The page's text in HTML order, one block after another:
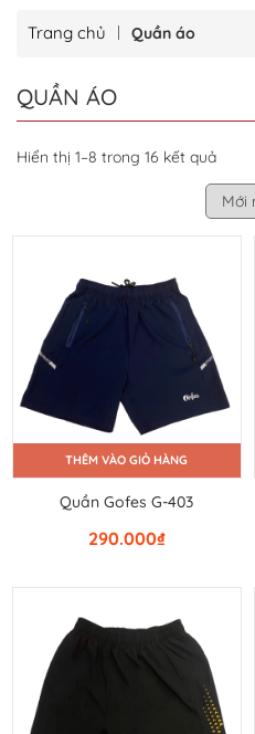
Trang chủ Quần áo
QUẦN ÁO
Hiển thị 1–8 trong 16 kết quả
THÊM VÀO GIỎ HÀNG
Quần Gofes G-403
₫
290.000